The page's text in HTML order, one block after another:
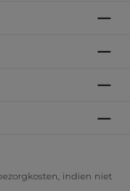
indien niet